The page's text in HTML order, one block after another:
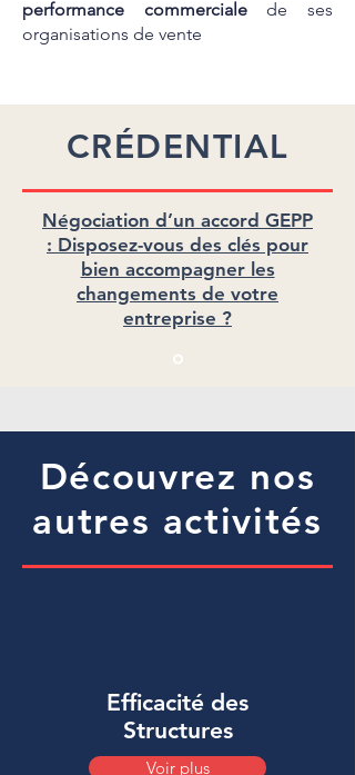
performance commercialede ses
organisations de vente
CRÉDENTIAL
Négociation d’un accord GEPP
: Disposez-vous des clés pour
bien accompagner les
changements de votre
entreprise ?
Découvrez nos
autres activités
Efficacité des
Structures
Voir plus